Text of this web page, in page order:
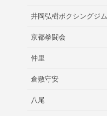
井岡弘樹ボクシングジム
京都拳闘会
仲里
倉敷守安
八尾